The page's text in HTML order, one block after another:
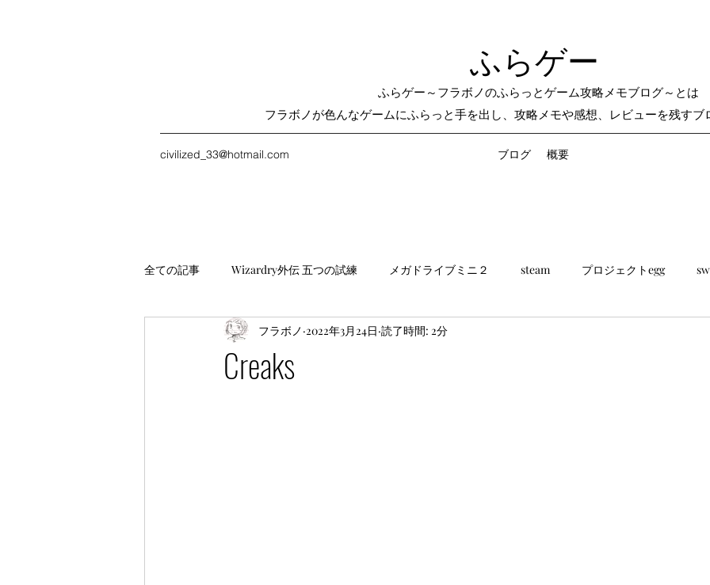
ふらゲー
ふらゲー～フラボノのふらっとゲーム攻略メモブログ～とは
フラボノが色んなゲームにふらっと手を出し、攻略メモや感想、レビューを残すブ
civilized_33@hotmail.com ブログ 概要
全ての記事 Wizardry外伝 五つの試練 メガドライブミニ２ steam プロジェクトegg
Creaks
フラボノ 2022年3月24日 読了時間: 2分